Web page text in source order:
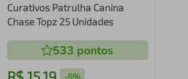
Curativos Patrulha Canina
Chase Topz 25 Unidades
533 pontos
-5%